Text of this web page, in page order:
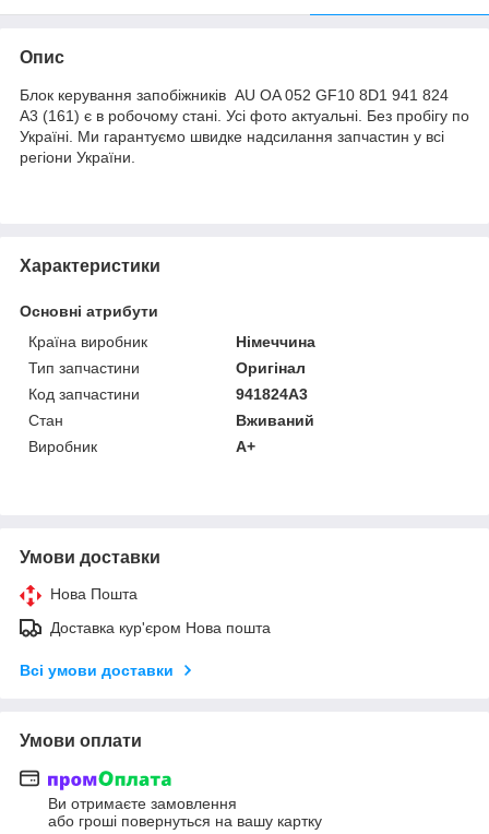
Опис
Блок керування запобіжників AU OA 052 GF10 8D1 941 824
A3 (161) є в робочому стані. Усі фото актуальні. Без пробігу по
Україні. Ми гарантуємо швидке надсилання запчастин у всі
регіони України.
Характеристики
Основні атрибути
Країна виробник
Німеччина
Тип запчастини
Оригінал
Код запчастини
941824A3
Стан
Вживаний
Виробник
A+
Умови доставки
Нова Пошта
Доставка кур'єром Нова пошта
Всі умови доставки
Умови оплати
Ви отримаєте замовлення
або гроші повернуться на вашу картку